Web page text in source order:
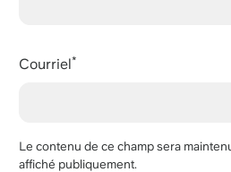
Courriel
Le contenu de ce champ sera
affiché publiquement.